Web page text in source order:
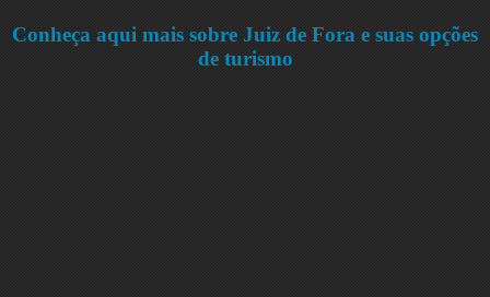
Conheça aqui mais sobre Juiz de Fora e suas opções
de turismo